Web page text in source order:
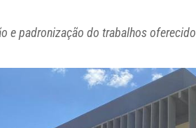
e padronização do trabalhos